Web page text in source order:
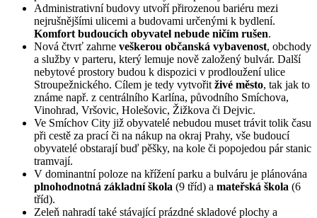
Administrativní budovy utvoří přirozenou bariéru mezi
nejrušnějšími ulicemi a budovami určenými k bydlení.
Komfort budoucích obyvatel nebude ničím rušen.
Nová čtvrť zahrne veškerou občanská vybavenost, obchody
a služby v parteru, který lemuje nově založený bulvár. Další
nebytové prostory budou k dispozici v prodloužení ulice
Stroupežnického. Cílem je tedy vytvořit živé město, tak jak to
známe např. z centrálního Karlína, původního Smíchova,
Vinohrad, Vršovic, Holešovic, Žižkova či Dejvic.
Ve Smíchov City již obyvatelé nebudou muset trávit tolik času
při cestě za prací či na nákup na okraj Prahy, vše budoucí
obyvatelé obstarají buď pěšky, na kole či popojedou pár stanic
tramvají.
V dominantní poloze na křížení parku a bulváru je plánována
plnohodnotná základní škola (9 tříd) a mateřská škola (6
tříd).
Zeleň nahradí také stávající prázdné skladové plochy a